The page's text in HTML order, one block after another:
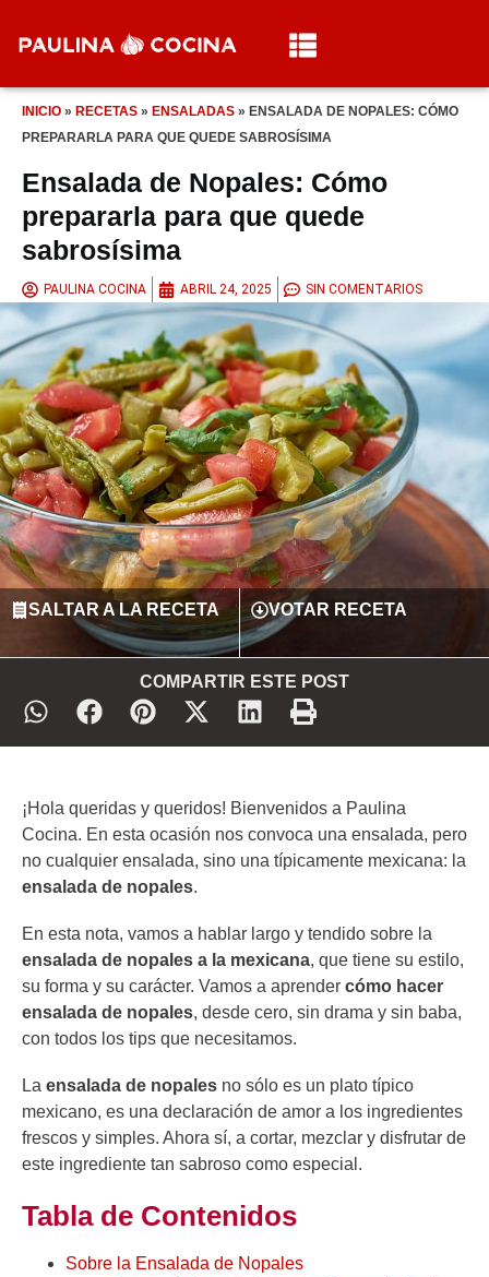
INICIO » RECETAS » ENSALADAS » ENSALADA DE NOPALES: CÓMO
PREPARARLA PARA QUE QUEDE SABROSÍSIMA
Ensalada de Nopales: Cómo
prepararla para que quede
sabrosísima
PAULINA COCINA ABRIL 24, 2025 SIN COMENTARIOS
SALTAR A LA RECETA VOTAR RECETA
COMPARTIR ESTE POST
¡Hola queridas y queridos! Bienvenidos a Paulina
Cocina. En esta ocasión nos convoca una ensalada, pero
no cualquier ensalada, sino una típicamente mexicana: la
ensalada de nopales.
En esta nota, vamos a hablar largo y tendido sobre la
ensalada de nopales a la mexicana, que tiene su estilo,
su forma y su carácter. Vamos a aprender cómo hacer
ensalada de nopales, desde cero, sin drama y sin baba,
con todos los tips que necesitamos.
La ensalada de nopales no sólo es un plato típico
mexicano, es una declaración de amor a los ingredientes
frescos y simples. Ahora sí, a cortar, mezclar y disfrutar de
este ingrediente tan sabroso como especial.
Tabla de Contenidos
Sobre la Ensalada de Nopales